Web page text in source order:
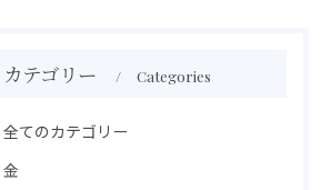
カテゴリー Categories
全てのカテゴリー
金